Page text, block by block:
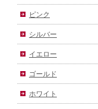
ピンク
シルバー
イエロー
ゴールド
ホワイト